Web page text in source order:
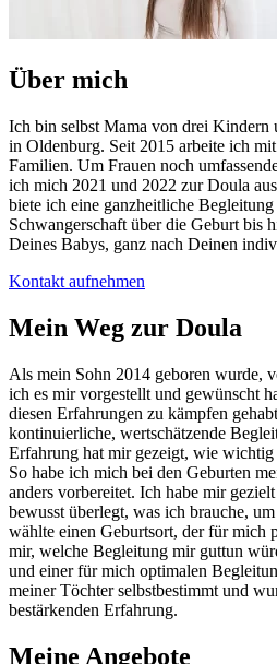
Über mich
Ich bin selbst Mama von drei Kindern
in Oldenburg. Seit 2015 arbeite ich
Familien. Um Frauen noch
ich mich 2021 und 2022 zur Doula
biete ich eine ganzheitliche
Schwangerschaft über die Geburt bis
Deines Babys, ganz nach Deinen
Kontakt aufnehmen
Mein Weg zur Doula
Als mein Sohn 2014 geboren wurde,
ich es mir vorgestellt und gewünscht
diesen Erfahrungen zu kämpfen
kontinuierliche, wertschätzende
Erfahrung hat mir gezeigt, wie wichtig
So habe ich mich bei den Geburten
anders vorbereitet. Ich habe mir
bewusst überlegt, was ich brauche,
wählte einen Geburtsort, der für mich
mir, welche Begleitung mir guttun
und einer für mich optimalen
meiner Töchter selbstbestimmt und
bestärkenden Erfahrung.
Meine Angebote